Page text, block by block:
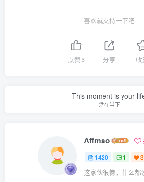
喜欢就支持一下吧
点赞6 分享 收
This moment is your
活在当下
Affmao
1420 1 3
这家伙很懒，什么都